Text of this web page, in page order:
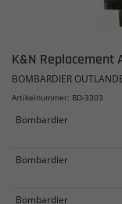
K&N Replacement
BOMBARDIER
Artikelnummer: BD-3303
Bombardier
Bombardier
Bombardier